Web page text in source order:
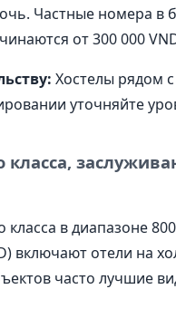
Частные номера в
от 300 000
Хостелы рядом
уточняйте
класса,
в диапазоне
включают отели на
часто лучшие